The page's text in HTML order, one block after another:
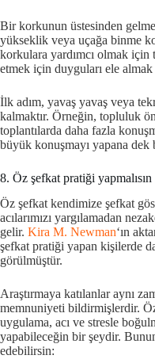
Bir korkunun üstesinden
yükseklik veya uçağa binme
korkulara yardımcı olmak için
etmek için duyguları ele
İlk adım, yavaş yavaş veya
kalmaktır. Örneğin, topluluk
toplantılarda daha fazla
büyük konuşmayı yapana
8. Öz şefkat pratiği yapmalısın
Öz şefkat kendimize şefkat
acılarımızı yargılamadan
gelir. Kira M. Newman‘ın
şefkat pratiği yapan kişilerde
görülmüştür.
Araştırmaya katılanlar aynı
memnuniyeti bildirmişlerdir. Öz
uygulama, acı ve stresle
yapabileceğin bir şeydir.
edebilirsin: